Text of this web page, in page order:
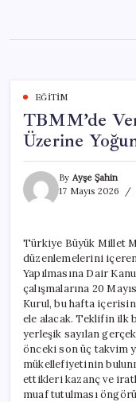
content
EĞITIM
TBMM’de
Üzerine
By Ayşe Şahin
17 Mayıs 2026
Türkiye Büyük Millet
düzenlemelerini
Yapılmasına Dair
çalışmalarına 20
Kurul, bu hafta
ele alacak. Teklifin ilk
yerleşik sayılan
önceki son üç takvim
mükellefiyetinin
ettikleri kazanç ve
muaf tutulması